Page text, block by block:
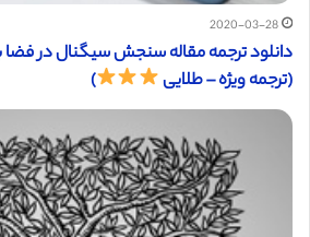
2020-03-28
(ترجمه ویژه – طلایی
)